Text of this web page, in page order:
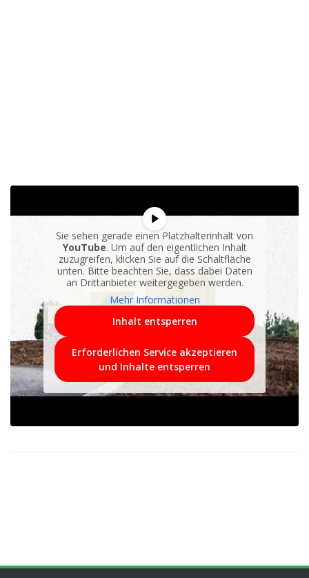
Sie sehen gerade einen Platzhalterinhalt von
YouTube. Um auf den eigentlichen Inhalt
zuzugreifen, klicken Sie auf die Schaltfläche
unten. Bitte beachten Sie, dass dabei Daten
an Drittanbieter weitergegeben werden.
Mehr Informationen
Inhalt entsperren
Erforderlichen Service akzeptieren
und Inhalte entsperren